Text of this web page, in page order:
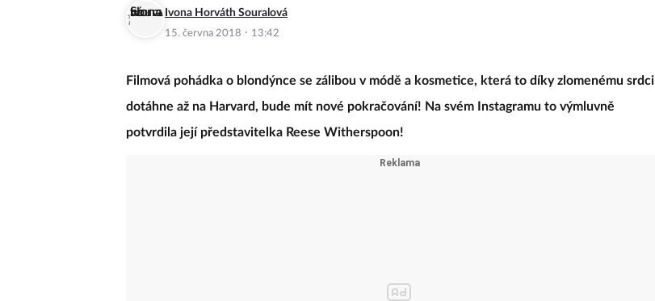
Ivona Horváth Souralová
15. června 2018 · 13:42
Filmová pohádka o blondýnce se zálibou v módě a kosmetice, která to díky zlomenému srdci
dotáhne až na Harvard, bude mít nové pokračování! Na svém Instagramu to výmluvně
potvrdila její představitelka Reese Witherspoon!